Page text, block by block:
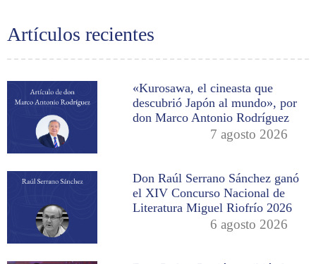
Artículos recientes
«Kurosawa, el cineasta que
descubrió Japón al mundo», por
don Marco Antonio Rodríguez
7 agosto 2026
Don Raúl Serrano Sánchez ganó
el XIV Concurso Nacional de
Literatura Miguel Riofrío 2026
6 agosto 2026